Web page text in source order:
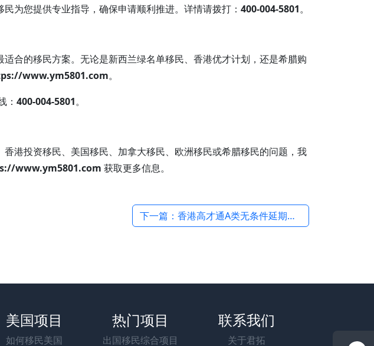
为您提供专业指导，确保申请顺利推进。详情请拨打： 400-004-5801。
合的移民方案。无论是新西兰绿名单移民、香港优才计划，还是希腊购
www.ym5801.com。
： 400-004-5801。
港投资移民、美国移民、加拿大移民、欧洲移民或希腊移民的问题，我
www.ym5801.com 获取更多信息。
下一篇：香港高才通A类无条件延期一年成功案例-君拓移民助力客户圆梦香港 →
美国项目
如何移民美国
热门项目
出国移民综合项目
联系我们
关于君拓